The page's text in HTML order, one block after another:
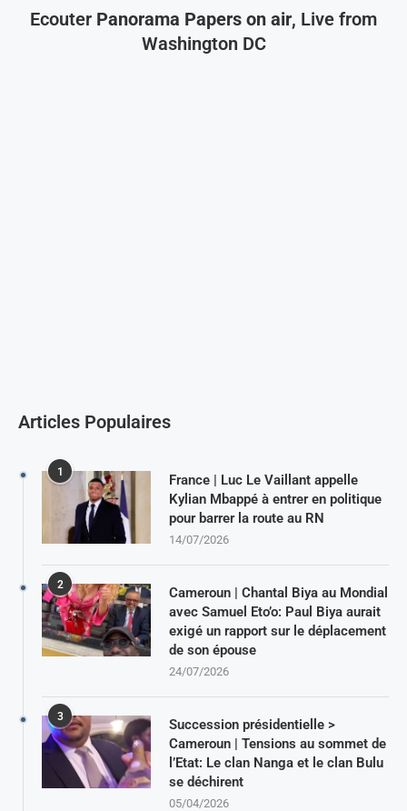
Ecouter Panorama Papers on air, Live from
Washington DC
Articles Populaires
1
France | Luc Le Vaillant appelle
Kylian Mbappé à entrer en politique
pour barrer la route au RN
14/07/2026
2
Cameroun | Chantal Biya au Mondial
avec Samuel Eto’o: Paul Biya aurait
exigé un rapport sur le déplacement
de son épouse
24/07/2026
3
Succession présidentielle >
Cameroun | Tensions au sommet de
l’Etat: Le clan Nanga et le clan Bulu
se déchirent
05/04/2026